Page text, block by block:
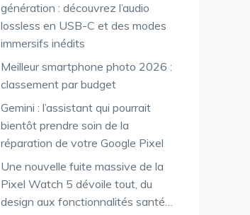
génération : découvrez l’audio
lossless en USB-C et des modes
immersifs inédits
Meilleur smartphone photo 2026 :
classement par budget
Gemini : l’assistant qui pourrait
bientôt prendre soin de la
réparation de votre Google Pixel
Une nouvelle fuite massive de la
Pixel Watch 5 dévoile tout, du
design aux fonctionnalités santé…